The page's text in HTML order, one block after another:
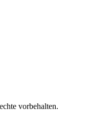
vorbehalten.